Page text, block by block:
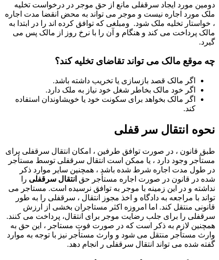
دومین مورد ایجاد سرقفلی مانع از حق موجر در درخواست تخلیه
ملک مورد اجاره نیست و موجر می تواند به محض انقضا مدت اجاره
، خواستار تخلیه ملک شود. ومبلغی که توافق کرده اند را در ابتدا به
مالک پرداخت می کند و هنگام و آن را با نرخ روز از مالک پس می
گیرد.
چه موقع مالک می تواند تقاضای تخلیه کند؟
اگر مالک قصد بازسازی یا تخریب داشته باشد.
اگر خود مالک بخاطر شغل خود نیاز به ملک دارد.
اگر مالک بخواهد برای سکونت خود یا خویشاوندان استفاده
کند.
نحوه انتقال سر قفلی
طبق قانون ، در صورت توافق طرفین ، امکان انتقال سرقفلی برای
مستأجر وجود دارد ، یا ممکن است انتقال سرقفلی توسط مستأجر
در طول مدت اجاره شرط شده باشد ، همچنین سایر موارد ذکر
شده در قانون در صورت اجاره مستأجر حق انتقال سرقفلی را
نداشته و در این زمینه با موجر به توافق نرسیده است. مستاجر می
تواند با مراجعه به دادگاه و اخذ مجوز انتقال ، سرقفلی را به طور
قانونی منتقل کند. اما امروزه اکثر مستاجران بخشی از ارزش
سرقفلی را برای جلب رضایت موجر برای انتقال، پرداخت می کنند.
همچنین لازم به ذکر است که در صورت فوت مستاجر ، این حق به
وارث مستأجر منتقل می شود و وارث مستأجر نیز با توجه به موارد
گفته شده می تواند انتقال سرقفلی ر انجام دهد.